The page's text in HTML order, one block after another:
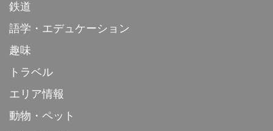
鉄道
語学・エデュケーション
趣味
トラベル
エリア情報
動物・ペット